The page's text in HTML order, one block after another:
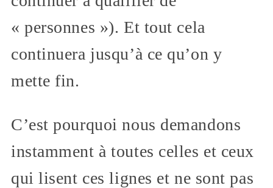
« personnes »). Et tout cela
continuera jusqu’à ce qu’on y
mette fin.
C’est pourquoi nous demandons
instamment à toutes celles et ceux
qui lisent ces lignes et ne sont pas